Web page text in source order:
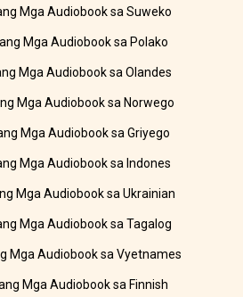
Mga Audiobook sa Suweko
Mga Audiobook sa Polako
Mga Audiobook sa Olandes
Mga Audiobook sa Norwego
Mga Audiobook sa Griyego
Mga Audiobook sa Indones
Mga Audiobook sa Ukrainian
Mga Audiobook sa Tagalog
Mga Audiobook sa Vyetnames
Mga Audiobook sa Finnish